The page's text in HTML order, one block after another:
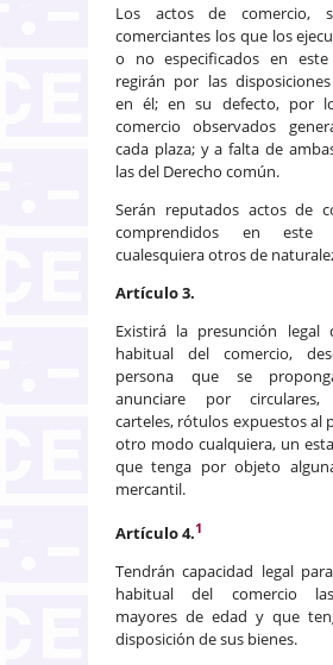
Los actos de comercio,
comerciantes los que los
o no especificados en este
regirán por las
en él; en su defecto, por
comercio observados
cada plaza; y a falta de
las del Derecho común.
Serán reputados actos de
comprendidos en este
cualesquiera otros de
Artículo 3.
Existirá la presunción legal
habitual del comercio,
persona que se
anunciare por circulares,
carteles, rótulos expuestos al
otro modo cualquiera, un
que tenga por objeto
mercantil.
Artículo 4.1
Tendrán capacidad legal
habitual del comercio
mayores de edad y que
disposición de sus bienes.